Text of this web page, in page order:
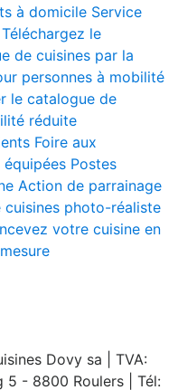
à domicile Service
Téléchargez le
de cuisines par la
personnes à mobilité
le catalogue de
réduite
Foire aux
équipées Postes
Action de parrainage
photo-réaliste
votre cuisine en
Dovy sa | TVA:
5 - 8800 Roulers | Tél: